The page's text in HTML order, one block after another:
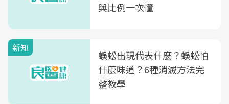
與比例一次懂
新知
蜈蚣出現代表什麼？蜈蚣怕
什麼味道？6種消滅方法完
整教學